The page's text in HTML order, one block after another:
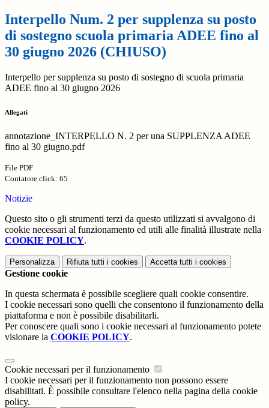
Interpello Num. 2 per supplenza su posto
di sostegno scuola primaria ADEE fino al
30 giugno 2026 (CHIUSO)
Interpello per supplenza su posto di sostegno di scuola primaria
ADEE fino al 30 giugno 2026
Allegati
annotazione_INTERPELLO N. 2 per una SUPPLENZA ADEE
fino al 30 giugno.pdf
File PDF
Contatore click: 65
Notizie
Questo sito o gli strumenti terzi da questo utilizzati si avvalgono di
cookie necessari al funzionamento ed utili alle finalità illustrate nella
COOKIE POLICY.
Personalizza Rifiuta tutti i cookies Accetta tutti i cookies
Gestione cookie
In questa schermata è possibile scegliere quali cookie consentire.
I cookie necessari sono quelli che consentono il funzionamento della
piattaforma e non è possibile disabilitarli.
Per conoscere quali sono i cookie necessari al funzionamento potete
visionare la COOKIE POLICY.
Cookie necessari per il funzionamento
I cookie necessari per il funzionamento non possono essere
disabilitati. È possibile consultare l'elenco nella pagina della cookie
policy.